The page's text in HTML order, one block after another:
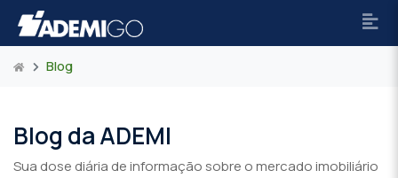
Blog
Blog da ADEMI
Sua dose diária de informação sobre o mercado imobiliário